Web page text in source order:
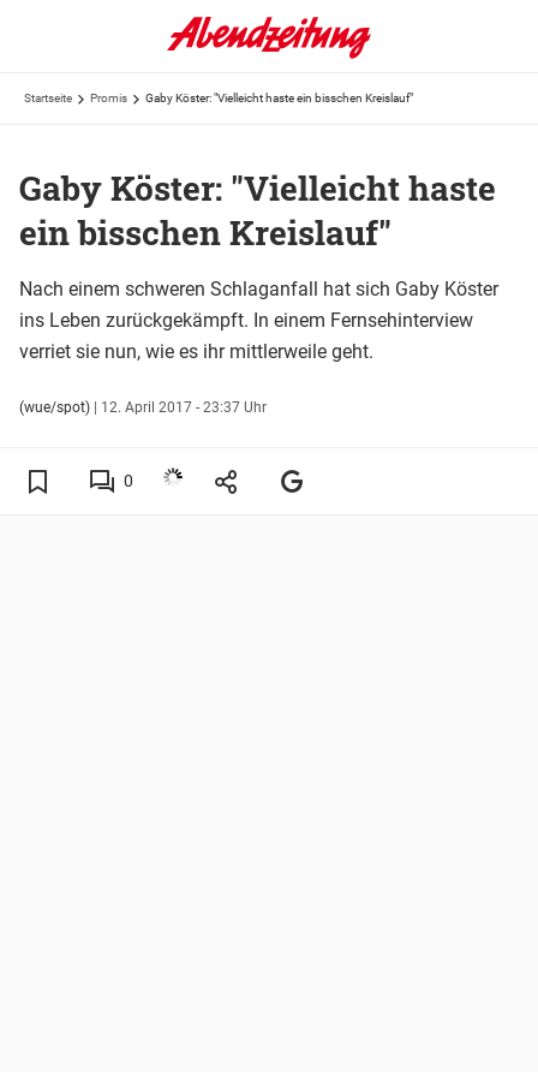
Startseite Promis Gaby Köster: "Vielleicht haste ein bisschen Kreislauf"
Gaby Köster: "Vielleicht haste
ein bisschen Kreislauf"
Nach einem schweren Schlaganfall hat sich Gaby Köster
ins Leben zurückgekämpft. In einem Fernsehinterview
verriet sie nun, wie es ihr mittlerweile geht.
(wue/spot) | 12. April 2017 - 23:37 Uhr
0